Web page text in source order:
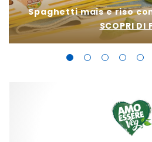
Spaghetti mais e riso
SCOPRI DI